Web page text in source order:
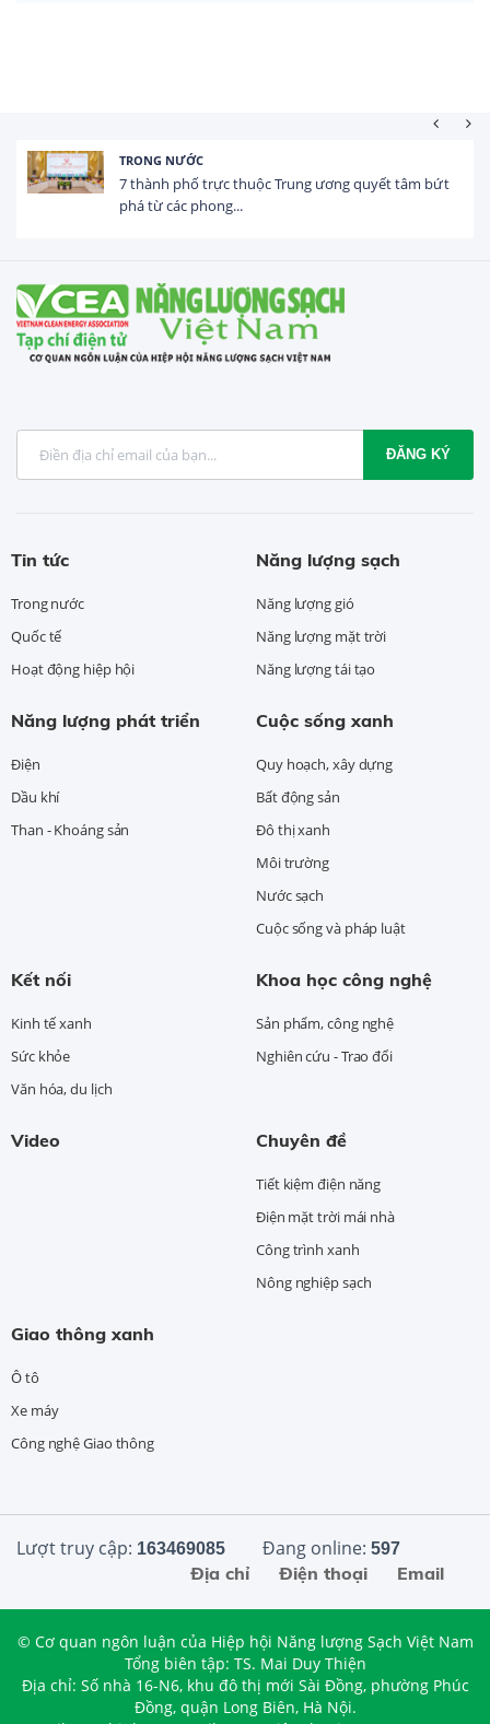
TRONG NƯỚC
7 thành phố trực thuộc Trung ương quyết tâm bứt
phá từ các phong...
ĐĂNG KÝ
Tin tức
Trong nước
Quốc tế
Hoạt động hiệp hội
Năng lượng sạch
Năng lượng gió
Năng lượng mặt trời
Năng lượng tái tạo
Năng lượng phát triển
Điện
Dầu khí
Than - Khoáng sản
Cuộc sống xanh
Quy hoạch, xây dựng
Bất động sản
Đô thị xanh
Môi trường
Nước sạch
Cuộc sống và pháp luật
Kết nối
Kinh tế xanh
Sức khỏe
Văn hóa, du lịch
Khoa học công nghệ
Sản phẩm, công nghệ
Nghiên cứu - Trao đổi
Video Chuyên đề
Tiết kiệm điện năng
Điện mặt trời mái nhà
Công trình xanh
Nông nghiệp sạch
Giao thông xanh
Ô tô
Xe máy
Công nghệ Giao thông
Lượt truy cập: 163469085 Đang online: 597
Email
Điện thoại
Địa chỉ
© Cơ quan ngôn luận của Hiệp hội Năng lượng Sạch Việt Nam
Tổng biên tập: TS. Mai Duy Thiện
Địa chỉ: Số nhà 16-N6, khu đô thị mới Sài Đồng, phường Phúc
Đồng, quận Long Biên, Hà Nội.